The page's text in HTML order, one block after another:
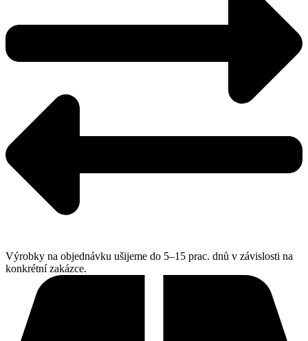
Výrobky na objednávku ušijeme do 5–15 prac. dnů v závislosti na
konkrétní zakázce.